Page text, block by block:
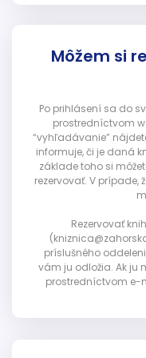
Môžem si
Po prihlásení sa do
prostredníctvom
“vyhľadávanie”
informuje, či je daná
základe toho si
rezervovať. V prípade,
Rezervovať
príslušného
vám ju odložia. Ak ju
prostredníctvom e-